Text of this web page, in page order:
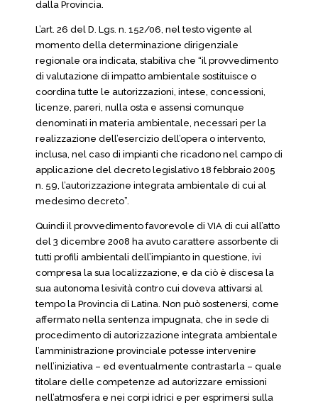
dalla Provincia.
L’art. 26 del D. Lgs. n. 152/06, nel testo vigente al
momento della determinazione dirigenziale
regionale ora indicata, stabiliva che “il provvedimento
di valutazione di impatto ambientale sostituisce o
coordina tutte le autorizzazioni, intese, concessioni,
licenze, pareri, nulla osta e assensi comunque
denominati in materia ambientale, necessari per la
realizzazione dell’esercizio dell’opera o intervento,
inclusa, nel caso di impianti che ricadono nel campo di
applicazione del decreto legislativo 18 febbraio 2005
n. 59, l’autorizzazione integrata ambientale di cui al
medesimo decreto”.
Quindi il provvedimento favorevole di VIA di cui all’atto
del 3 dicembre 2008 ha avuto carattere assorbente di
tutti profili ambientali dell’impianto in questione, ivi
compresa la sua localizzazione, e da ciò è discesa la
sua autonoma lesività contro cui doveva attivarsi al
tempo la Provincia di Latina. Non può sostenersi, come
affermato nella sentenza impugnata, che in sede di
procedimento di autorizzazione integrata ambientale
l’amministrazione provinciale potesse intervenire
nell’iniziativa – ed eventualmente contrastarla – quale
titolare delle competenze ad autorizzare emissioni
nell’atmosfera e nei corpi idrici e per esprimersi sulla